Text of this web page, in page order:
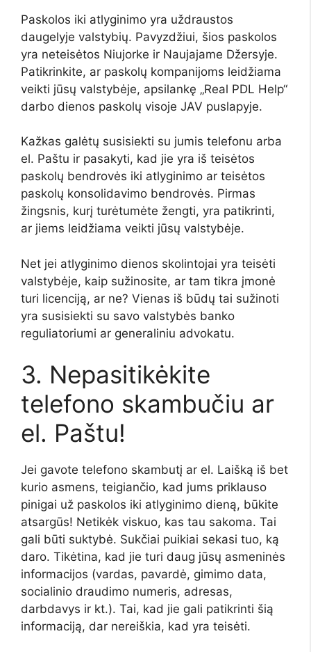
Paskolos iki atlyginimo yra uždraustos
daugelyje valstybių. Pavyzdžiui, šios paskolos
yra neteisėtos Niujorke ir Naujajame Džersyje.
Patikrinkite, ar paskolų kompanijoms leidžiama
veikti jūsų valstybėje, apsilankę „Real PDL Help“
darbo dienos paskolų visoje JAV puslapyje.
Kažkas galėtų susisiekti su jumis telefonu arba
el. Paštu ir pasakyti, kad jie yra iš teisėtos
paskolų bendrovės iki atlyginimo ar teisėtos
paskolų konsolidavimo bendrovės. Pirmas
žingsnis, kurį turėtumėte žengti, yra patikrinti,
ar jiems leidžiama veikti jūsų valstybėje.
Net jei atlyginimo dienos skolintojai yra teisėti
valstybėje, kaip sužinosite, ar tam tikra įmonė
turi licenciją, ar ne? Vienas iš būdų tai sužinoti
yra susisiekti su savo valstybės banko
reguliatoriumi ar generaliniu advokatu.
3. Nepasitikėkite
telefono skambučiu ar
el. Paštu!
Jei gavote telefono skambutį ar el. Laišką iš bet
kurio asmens, teigiančio, kad jums priklauso
pinigai už paskolos iki atlyginimo dieną, būkite
atsargūs! Netikėk viskuo, kas tau sakoma. Tai
gali būti suktybė. Sukčiai puikiai sekasi tuo, ką
daro. Tikėtina, kad jie turi daug jūsų asmeninės
informacijos (vardas, pavardė, gimimo data,
socialinio draudimo numeris, adresas,
darbdavys ir kt.). Tai, kad jie gali patikrinti šią
informaciją, dar nereiškia, kad yra teisėti.